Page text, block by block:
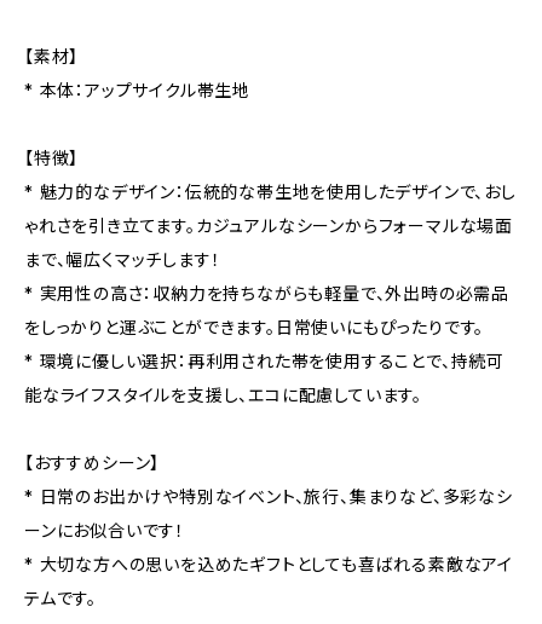
【素材】
* 本体：アップサイクル帯生地
【特徴】
* 魅力的なデザイン：伝統的な帯生地を使用したデザインで、おし
ゃれさを引き立てます。カジュアルなシーンからフォーマルな場面
まで、幅広くマッチします！
* 実用性の高さ：収納力を持ちながらも軽量で、外出時の必需品
をしっかりと運ぶことができます。日常使いにもぴったりです。
* 環境に優しい選択：再利用された帯を使用することで、持続可
能なライフスタイルを支援し、エコに配慮しています。
【おすすめシーン】
* 日常のお出かけや特別なイベント、旅行、集まりなど、多彩なシ
ーンにお似合いです！
* 大切な方への思いを込めたギフトとしても喜ばれる素敵なアイ
テムです。